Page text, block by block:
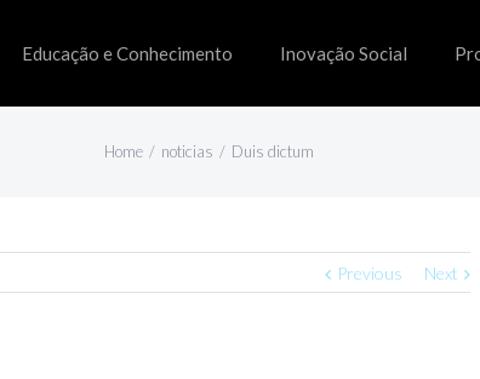
Educação e Conhecimento Inovação Social
Home / noticias / Duis dictum
Previous Next